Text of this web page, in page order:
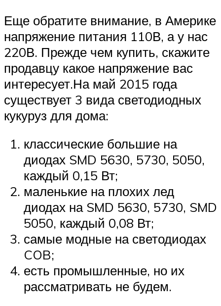
Еще обратите внимание, в Америке
напряжение питания 110В, а у нас
220В. Прежде чем купить, скажите
продавцу какое напряжение вас
интересует.На май 2015 года
существует 3 вида светодиодных
кукуруз для дома:
классические большие на
диодах SMD 5630, 5730, 5050,
каждый 0,15 Вт;
маленькие на плохих лед
диодах на SMD 5630, 5730, SMD
5050, каждый 0,08 Вт;
самые модные на светодиодах
COB;
есть промышленные, но их
рассматривать не будем.